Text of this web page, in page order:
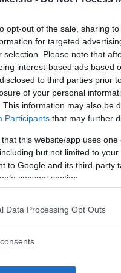
opt-out of the sale, sharing
for targeted
selection. Please note that
interest-based ads based
to third parties prior
of your personal
This information may also be
Participants that may further
that this website/app uses
but not limited to
to Google and its third-party
consent section.
Data Processing Opt Outs
av Klassiker! Vi kör
Volkswagen och lyxar
Gunnar A Sjögren
vit Saab 900 Turbo
Hur det slutar kan du
Typ 1 med